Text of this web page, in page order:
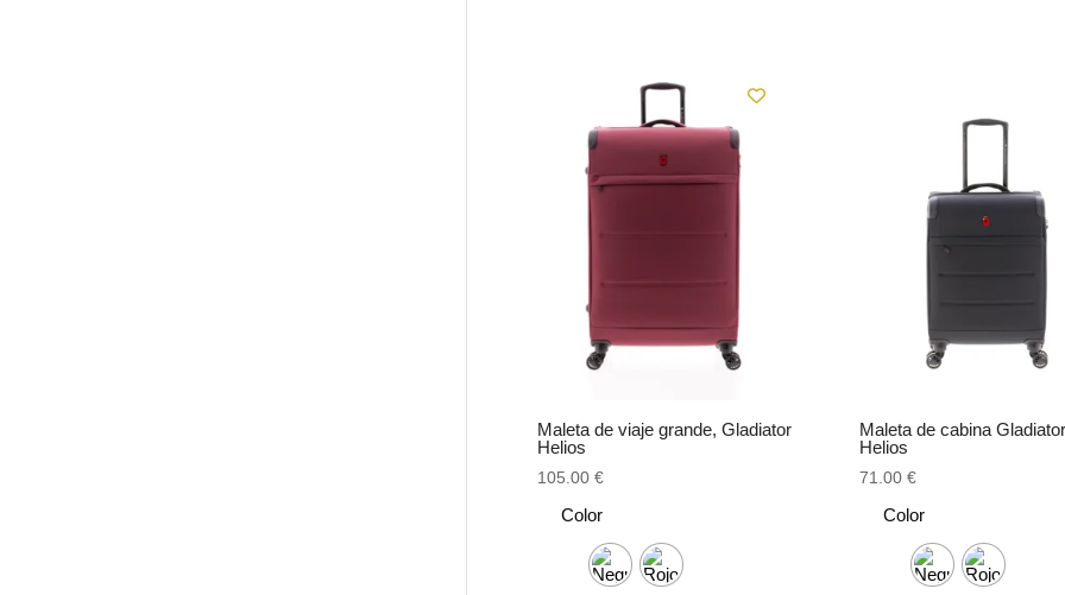
Maleta de viaje grande, Gladiator
Helios
105.00 €
Color
Maleta de cabina
Helios
71.00€
Color